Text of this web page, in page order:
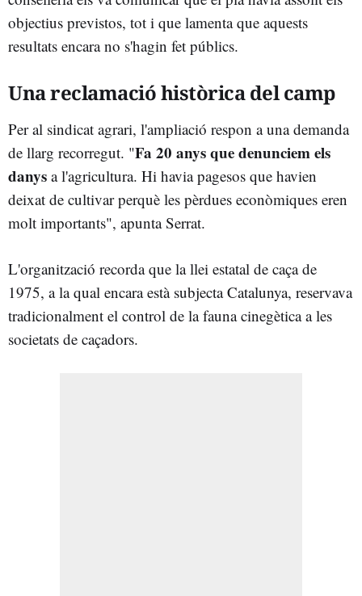
objectius previstos, tot i que lamenta que aquests
resultats encara no s'hagin fet públics.
Una reclamació històrica del camp
Per al sindicat agrari, l'ampliació respon a una demanda
de llarg recorregut. "Fa 20 anys que denunciem els
danys a l'agricultura. Hi havia pagesos que havien
deixat de cultivar perquè les pèrdues econòmiques eren
molt importants", apunta Serrat.
L'organització recorda que la llei estatal de caça de
1975, a la qual encara està subjecta Catalunya, reservava
tradicionalment el control de la fauna cinegètica a les
societats de caçadors.